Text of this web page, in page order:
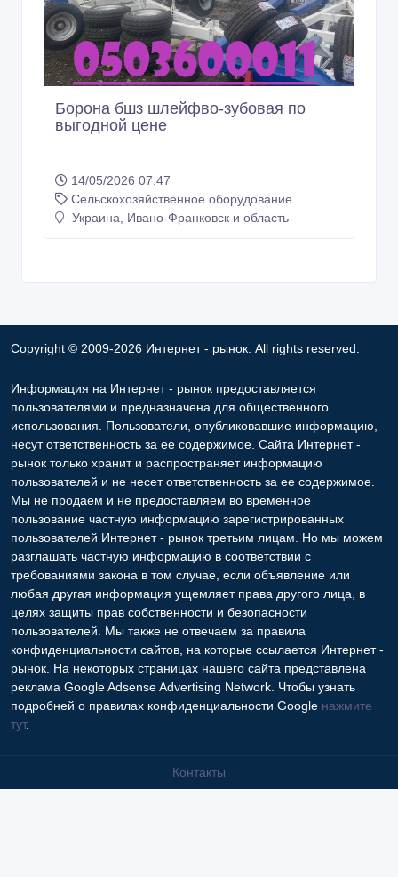
Борона бшз шлейфво-зубовая по
выгодной цене
14/05/2026 07:47
Сельскохозяйственное оборудование
Украина, Ивано-Франковск и область
Copyright © 2009-2026 Интернет - рынок. All rights reserved.
Информация на Интернет - рынок предоставляется
пользователями и предназначена для общественного
использования. Пользователи, опубликовавшие информацию,
несут ответственность за ее содержимое. Сайта Интернет -
рынок только хранит и распространяет информацию
пользователей и не несет ответственность за ее содержимое.
Мы не продаем и не предоставляем во временное
пользование частную информацию зарегистрированных
пользователей Интернет - рынок третьим лицам. Но мы можем
разглашать частную информацию в соответствии с
требованиями закона в том случае, если объявление или
любая другая информация ущемляет права другого лица, в
целях защиты прав собственности и безопасности
пользователей. Мы также не отвечаем за правила
конфиденциальности сайтов, на которые ссылается Интернет -
рынок. На некоторых страницах нашего сайта представлена
реклама Google Adsense Advertising Network. Чтобы узнать
подробней о правилах конфиденциальности Google нажмите
тут.
Контакты